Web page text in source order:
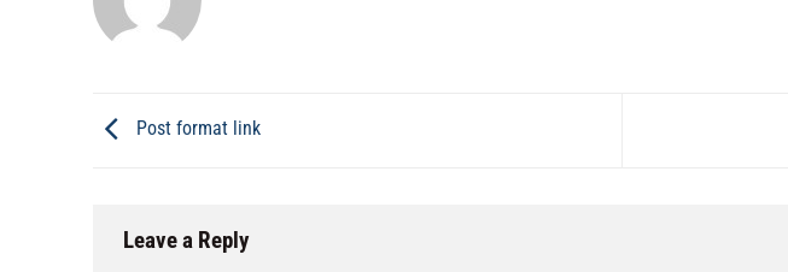
Post format link
Leave a Reply